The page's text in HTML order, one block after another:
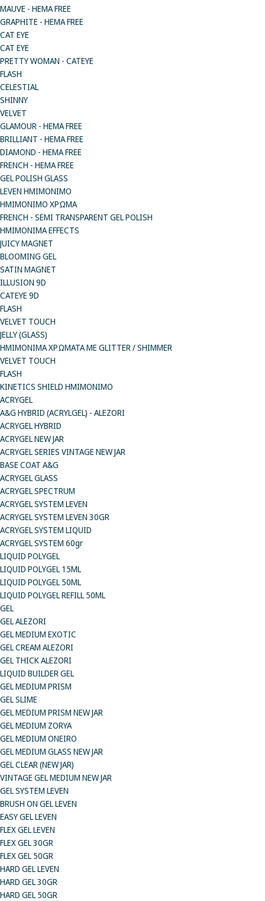
MAUVE - HEMA FREE
GRAPHITE - HEMA FREE
CAT EYE
CAT EYE
PRETTY WOMAN - CATEYE
FLASH
CELESTIAL
SHINNY
VELVET
GLAMOUR - HEMA FREE
BRILLIANT - HEMA FREE
DIAMOND - HEMA FREE
FRENCH - HEMA FREE
GEL POLISH GLASS
LEVEN ΗΜΙΜΟΝΙΜΟ
ΗΜΙΜΟΝΙΜΟ ΧΡΩΜΑ
FRENCH - SEMI TRANSPARENT GEL POLISH
HMIMONIMA EFFECTS
JUICY MAGNET
BLOOMING GEL
SATIN MAGNET
ILLUSION 9D
CATEYE 9D
FLASH
VELVET TOUCH
JELLY (GLASS)
ΗΜΙΜΟΝΙΜA ΧΡΩΜΑΤΑ ΜΕ GLITTER / SHIMMER
VELVET TOUCH
FLASH
KINETICS SHIELD ΗΜΙΜΟΝΙΜΟ
ACRYGEL
A&G HYBRID (ACRYLGEL) - ALEZORI
ACRYGEL HYBRID
ACRYGEL NEW JAR
ACRYGEL SERIES VINTAGE NEW JAR
BASE COAT A&G
ACRYGEL GLASS
ACRYGEL SPECTRUM
ACRYGEL SYSTEM LEVEN
ACRYGEL SYSTEM LEVEN 30GR
ACRYGEL SYSTEM LIQUID
ACRYGEL SYSTEM 60gr
LIQUID POLYGEL
LIQUID POLYGEL 15ML
LIQUID POLYGEL 50ML
LIQUID POLYGEL REFILL 50ML
GEL
GEL ALEZORI
GEL MEDIUM EXOTIC
GEL CREAM ALEZORI
GEL THICK ALEZORI
LIQUID BUILDER GEL
GEL MEDIUM PRISM
GEL SLIME
GEL MEDIUM PRISM NEW JAR
GEL MEDIUM ZORYA
GEL MEDIUM ONEIRO
GEL MEDIUM GLASS NEW JAR
GEL CLEAR (NEW JAR)
VINTAGE GEL MEDIUM NEW JAR
GEL SYSTEM LEVEN
BRUSH ON GEL LEVEN
EASY GEL LEVEN
FLEX GEL LEVEN
FLEX GEL 30GR
FLEX GEL 50GR
HARD GEL LEVEN
HARD GEL 30GR
HARD GEL 50GR